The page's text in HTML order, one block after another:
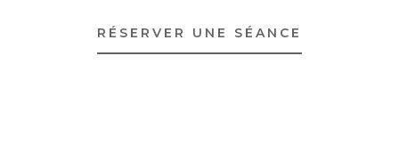
RÉSERVER UNE SÉANCE